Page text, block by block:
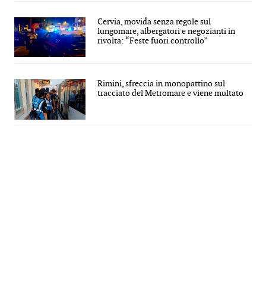
Cervia, movida senza regole sul
lungomare, albergatori e negozianti in
rivolta: “Feste fuori controllo”
Rimini, sfreccia in monopattino sul
tracciato del Metromare e viene multato